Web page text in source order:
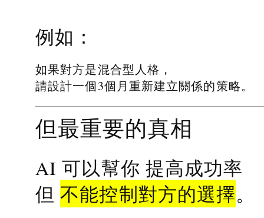
例如：
如果對方是混合型人格，
請設計一個3個月重新建立關係的策略。
但最重要的真相
AI 可以幫你 提高成功率
但不能控制對方的選擇。